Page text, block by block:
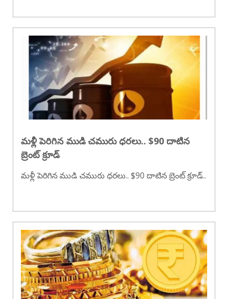
మళ్లీ పెరిగిన ముడి చమురు ధరలు.. $90 దాటిన
బ్రెంట్ క్రూడ్
మళ్లీ పెరిగిన ముడి చమురు ధరలు.. $90 దాటిన బ్రెంట్ క్రూడ్..